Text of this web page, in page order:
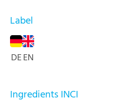
Label
DEEN
Ingredients INCI